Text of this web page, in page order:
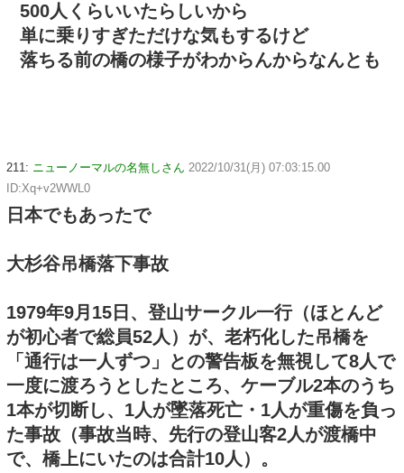
500人くらいいたらしいから
単に乗りすぎただけな気もするけど
落ちる前の橋の様子がわからんからなんとも
211: ニューノーマルの名無しさん 2022/10/31(月) 07:03:15.00
ID:Xq+v2WWL0
日本でもあったで
大杉谷吊橋落下事故
1979年9月15日、登山サークル一行（ほとんど
が初心者で総員52人）が、老朽化した吊橋を
「通行は一人ずつ」との警告板を無視して8人で
一度に渡ろうとしたところ、ケーブル2本のうち
1本が切断し、1人が墜落死亡・1人が重傷を負っ
た事故（事故当時、先行の登山客2人が渡橋中
で、橋上にいたのは合計10人）。